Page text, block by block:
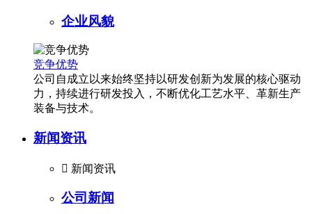
企业风貌
竞争优势
公司自成立以来始终坚持以研发创新为发展的核心驱动
力，持续进行研发投入，不断优化工艺水平、革新生产
装备与技术。
新闻资讯
 新闻资讯
公司新闻